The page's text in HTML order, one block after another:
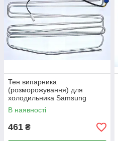
Тен випарника
(розморожування) для
холодильника Samsung
280W DA47-00139D
(HTF013UN,HTF004SA)
В наявності
461 ₴